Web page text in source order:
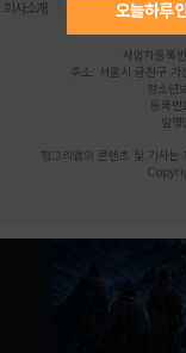
오늘하루
회사소개 | 개인정보
사업자등록
주소: 서울시 금천구
청소년
등록
발
헝그리앱의 콘텐츠 및 기사